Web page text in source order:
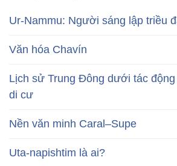
Ur-Nammu: Người sáng lập triều
Văn hóa Chavín
Lịch sử Trung Đông dưới tác
di cư
Nền văn minh Caral–Supe
Uta-napishtim là ai?